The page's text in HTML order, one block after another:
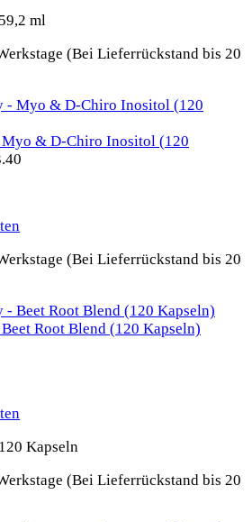
ml
(Bei Lieferrückstand bis 20
& D-Chiro Inositol (120
(Bei Lieferrückstand bis 20
Root Blend (120 Kapseln)
Kapseln
(Bei Lieferrückstand bis 20